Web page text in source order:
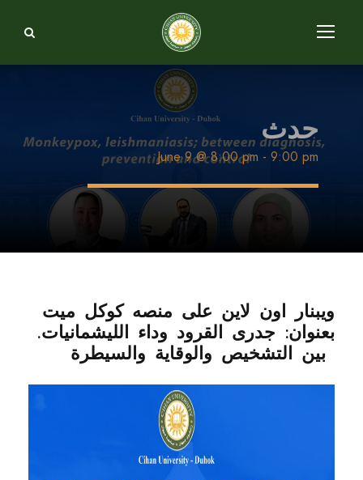
حدث
June 9 @ 8:00 pm - 9:00 pm
ويبنار اون لاين على منصه كوكل ميت
بعنوان: جدرى القرود وداء الليشمانيات.
بين التشخيص والوقاية والسيطرة